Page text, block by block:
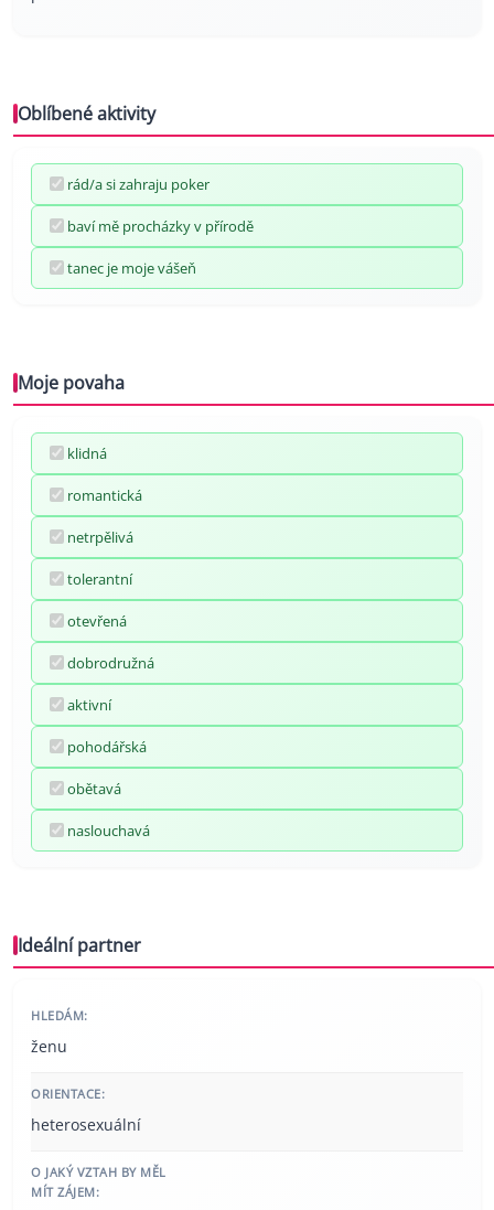
Oblíbené aktivity
rád/a si zahraju poker
baví mě procházky v přírodě
tanec je moje vášeň
Moje povaha
klidná
romantická
netrpělivá
tolerantní
otevřená
dobrodružná
aktivní
pohodářská
obětavá
naslouchavá
Ideální partner
HLEDÁM:
ženu
ORIENTACE:
heterosexuální
O JAKÝ VZTAH BY MĚL
MÍT ZÁJEM: